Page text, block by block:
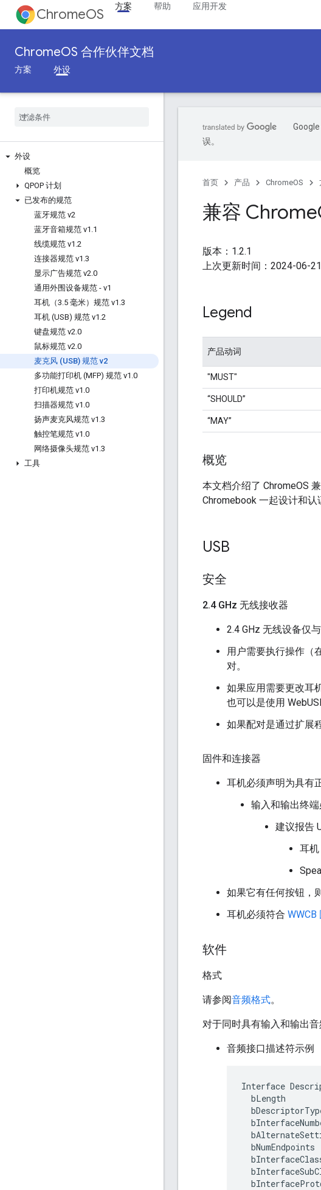
ChromeOS 方案 帮助 应用开发
ChromeOS 合作伙伴文档
方案 外设
外设
概览
QPOP 计划
已发布的规范
蓝牙规范 v2
蓝牙音箱规范 v1 .1
线缆规范 v1 .2
连接器规范 v1 .3
显示广告规范 v2.0
通用外围设备规范 - v1
耳机（3.5 毫米）规范 v1 .3
耳机 (USB) 规范 v1 .2
键盘规范 v2.0
鼠标规范 v2.0
麦克风 (USB) 规范 v2
多功能打印机 (MFP) 规范 v1 .0
打印机规范 v1 .0
扫描器规范 v1 .0
扬声麦克风规范 v1 .3
触控笔规范 v1 .0
网络摄像头规范 v1 .3
工具
误。
首页 产品 ChromeOS
兼容 Chrome
版本：1.2.1
上次更新时间：2024-06-21
Legend
产品动词
"MUST"
“SHOULD”
“MAY”
概览
本文档介绍了 ChromeOS
Chromebook 一起设计和认
USB
安全
2.4 GHz 无线接收器
2.4 GHz 无线设备仅
用户需要执行操作（
对。
如果应用需要更改耳
也可以是使用
如果配对是通过扩展
固件和连接器
耳机必须声明为具有
输入和输出终端
建议报告
耳机
如果它有任何按钮，
耳机必须符合
软件
格式
请参阅音频格式。
对于同时具有输入和输出音
音频接口描述符示例
Interface
bLength
bNumEndpoints